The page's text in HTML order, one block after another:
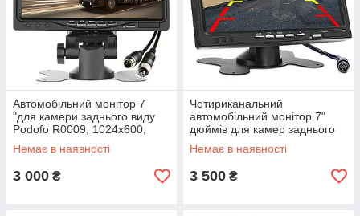
Автомобільний монітор 7
"для камери заднього виду
Podofo R0009, 1024х600,
авіаційний роз'єм 4 pin,12 В
Немає в наявності
3 000 ₴
Чотириканальний
автомобільний монітор 7"
дюймів для камер заднього
виду Podofo L0210m,
авіаційний роз'єм 4pin на 4
Немає в наявності
3 500 ₴